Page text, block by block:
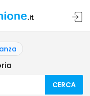
CERCA